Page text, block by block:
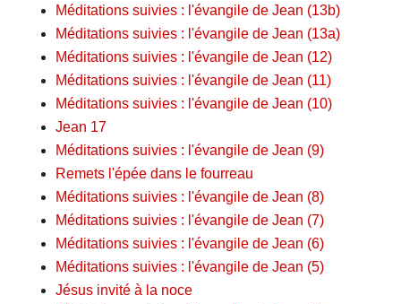
Méditations suivies : l'évangile de Jean (13b)
Méditations suivies : l'évangile de Jean (13a)
Méditations suivies : l'évangile de Jean (12)
Méditations suivies : l'évangile de Jean (11)
Méditations suivies : l'évangile de Jean (10)
Jean 17
Méditations suivies : l'évangile de Jean (9)
Remets l'épée dans le fourreau
Méditations suivies : l'évangile de Jean (8)
Méditations suivies : l'évangile de Jean (7)
Méditations suivies : l'évangile de Jean (6)
Méditations suivies : l'évangile de Jean (5)
Jésus invité à la noce